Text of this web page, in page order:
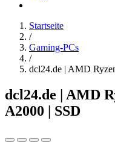
Startseite
/
Gaming-PCs
/
dcl24.de | AMD
dcl24.de | AMD
A2000 | SSD